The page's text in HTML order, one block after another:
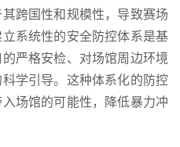
跨国性和规模性，导致赛场
系统性的安全防控体系是基
严格安检、对场馆周边环境
学引导。这种体系化的防控
场馆的可能性，降低暴力冲